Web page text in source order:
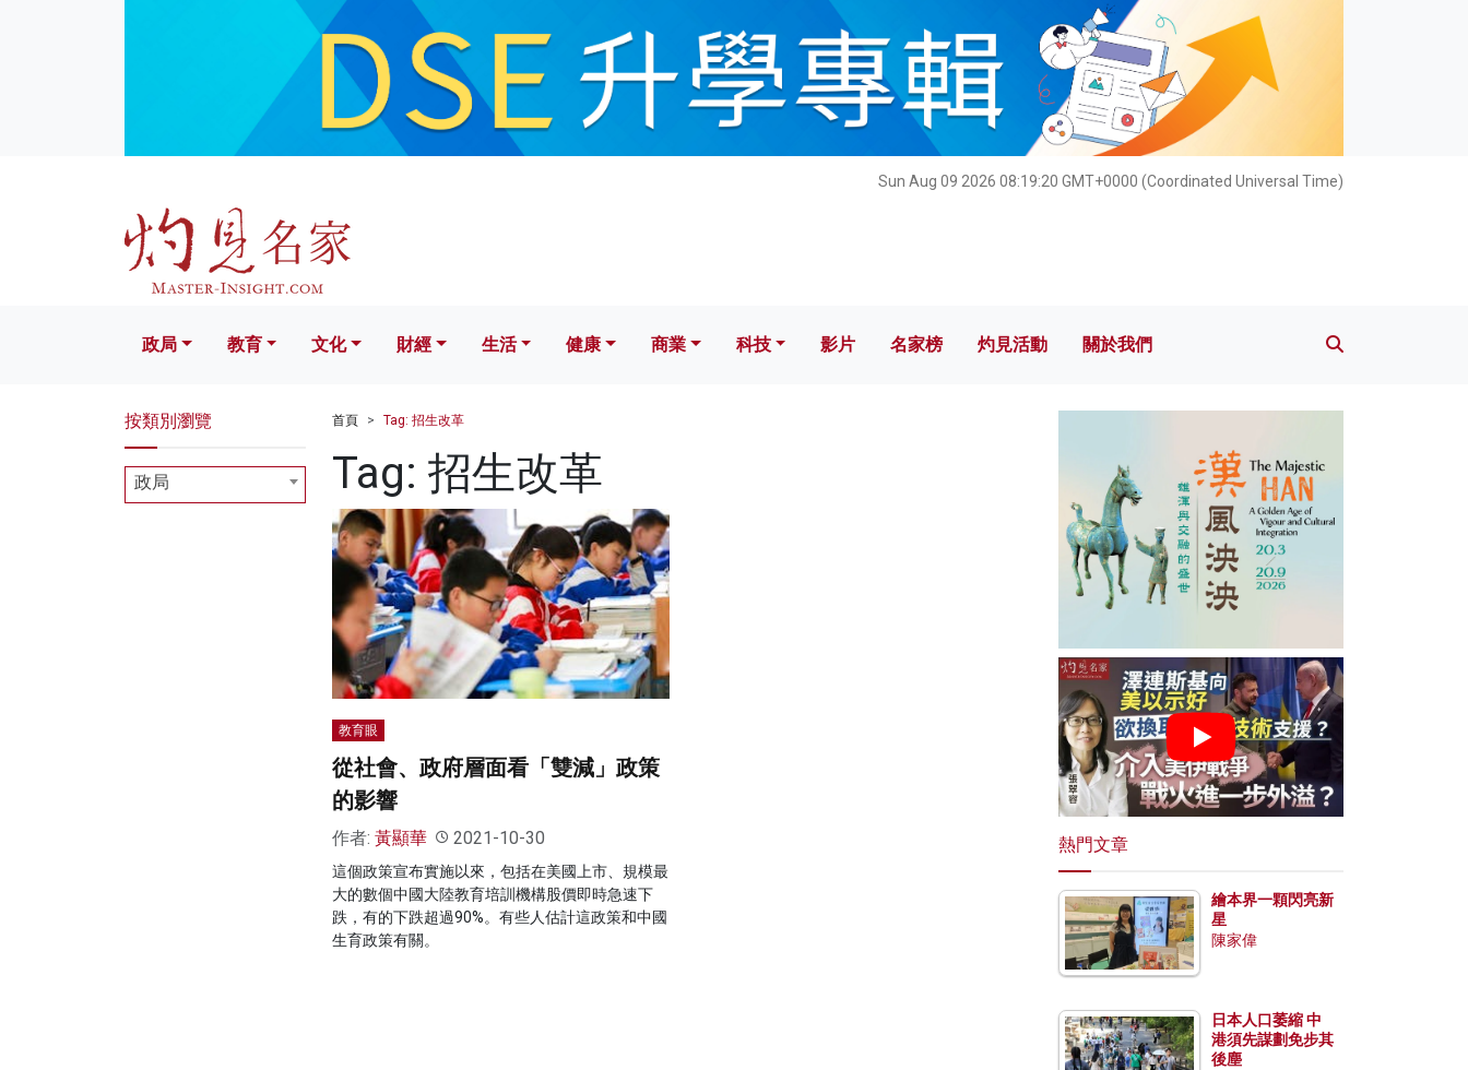
Sun Aug 09 2026 08:19:21 GMT+0000 (Coordinated Universal Time)
文化 財經 生活 健康 科技 影片 名家榜 灼見活動 關於我們
政局 教育 文化 財經 生活 健康 商業 科技 影片 名家榜 灼見活動 關於我們
首頁 Tag: 招生改革
Tag: 招生改革
教育眼
從社會、政府層面看「雙減」政策
的影響
作者: 黃顯華 2021-10-30
這個政策宣布實施以來，包括在美國上市、規模最
大的數個中國大陸教育培訓機構股價即時急速下
跌，有的下跌超過90%。有些人估計這政策和中國
生育政策有關。
按類別瀏覽
政局
熱門文章
繪本界一顆閃亮新
星
陳家偉
日本人口萎縮 中
港須先謀劃免步其
後塵